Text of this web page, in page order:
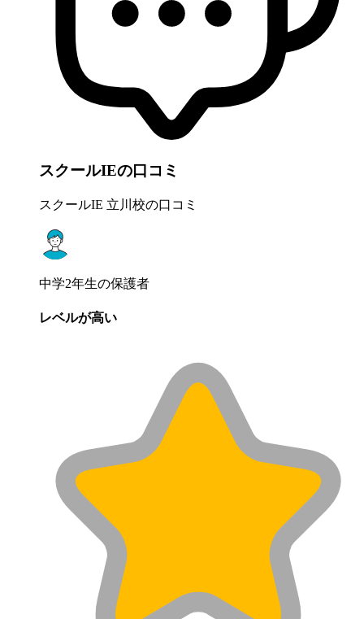
スクールIEの口コミ
スクールIE 立川校の口コミ
中学2年生の保護者
レベルが高い